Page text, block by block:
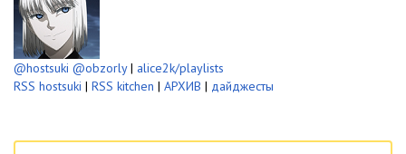
@hostsuki @obzorly| alice2k/playlists
RSS hostsuki | RSS kitchen | АРХИВ | дайджесты